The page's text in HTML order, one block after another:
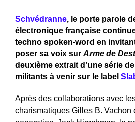
Schvédranne, le porte parole
électronique française
techno spoken-word en
poser sa voix sur Arme de
deuxième extrait d’une série
militants à venir sur le label
Après des collaborations avec
charismatiques Gilles B. Vachon